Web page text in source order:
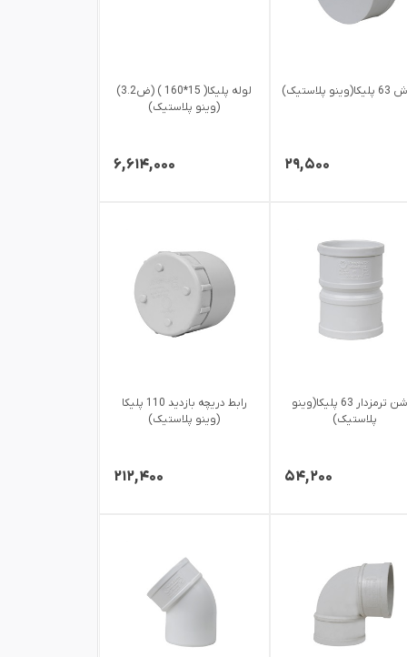
پلاستیک)
۲۹,۵۰۰
لوله پلیکا( 15*160 ) (ض3.2)
(وینو پلاستیک)
۶,۶۱۴,۰۰۰
بوشن ترمزدار 63 پلیکا(وینو
پلاستیک)
۵۴,۲۰۰
رابط دریچه بازدید 110 پلیکا
(وینو پلاستیک)
۲۱۲,۴۰۰